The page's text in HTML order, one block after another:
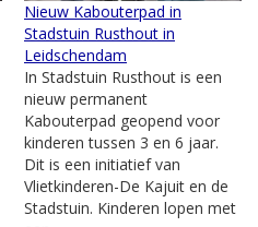
Nieuw Kabouterpad in
Stadstuin Rusthout in
Leidschendam
In Stadstuin Rusthout is een
nieuw permanent
Kabouterpad geopend voor
kinderen tussen 3 en 6 jaar.
Dit is een initiatief van
Vlietkinderen-De Kajuit en de
Stadstuin. Kinderen lopen met